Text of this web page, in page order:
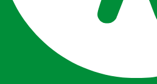
Accessibility Adjustments